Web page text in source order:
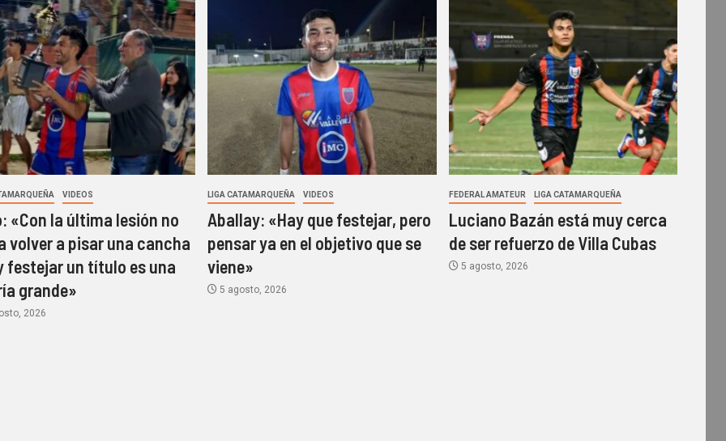
VIDEOS
«Con la última lesión no
volver a pisar una cancha
festejar un título es una
grande»
2026
LIGA CATAMARQUEÑA VIDEOS
Aballay: «Hay que festejar, pero
pensar ya en el objetivo que se
viene»
5 agosto, 2026
FEDERAL AMATEUR LIGA CATAMARQUEÑA
Luciano Bazán está muy cerca
de ser refuerzo de Villa Cubas
5 agosto, 2026